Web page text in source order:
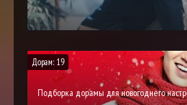
Дорам: 19
Подборка дорамы для новогоднего